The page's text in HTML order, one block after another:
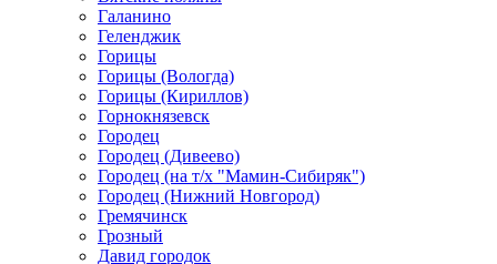
Галанино
Геленджик
Горицы
Горицы (Вологда)
Горицы (Кириллов)
Горнокнязевск
Городец
Городец (Дивеево)
Городец (на т/х "Мамин-Сибиряк")
Городец (Нижний Новгород)
Гремячинск
Грозный
Давид городок